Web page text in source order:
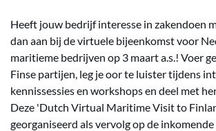
Heeft jouw bedrijf interesse in zakendoen
dan aan bij de virtuele bijeenkomst voor
maritieme bedrijven op 3 maart a.s.! Voer
Finse partijen, leg je oor te luister tijdens
kennissessies en workshops en deel met
Deze 'Dutch Virtual Maritime Visit to
georganiseerd als vervolg op de inkomende